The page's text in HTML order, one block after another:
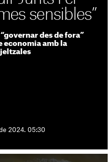
sensibles”
des de fora”
economia amb la
2024. 05:30